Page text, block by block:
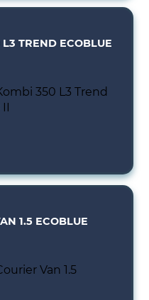
TREND ECOBLUE
1.5 ECOBLUE